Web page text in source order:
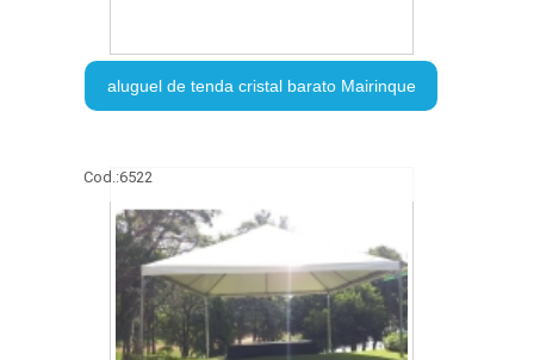
aluguel de tenda cristal barato Mairinque
Cod.:6522